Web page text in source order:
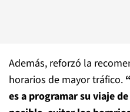
Además, reforzó la
horarios de mayor tráfico.
es a programar su viaje